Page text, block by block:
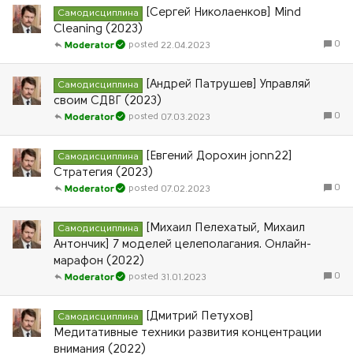
Самодисциплина
[Сергей Николаенков] Mind
Cleaning (2023)
0
22.04.2023
Moderator
Самодисциплина
[Андрей Патрушев] Управляй
своим СДВГ (2023)
0
07.03.2023
Moderator
Самодисциплина
[Евгений Дорохин jonn22]
Стратегия (2023)
0
07.02.2023
Moderator
Самодисциплина
[Михаил Пелехатый, Михаил
Антончик] 7 моделей целеполагания. Онлайн-
марафон (2022)
0
31.01.2023
Moderator
Самодисциплина
[Дмитрий Петухов]
Медитативные техники развития концентрации
внимания (2022)